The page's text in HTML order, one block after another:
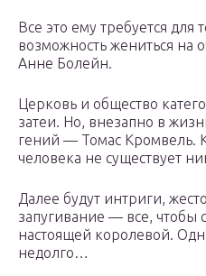
Все это ему требуется для
возможность жениться на
Анне Болейн.
Церковь и общество
затеи. Но, внезапно в
гений — Томас Кромвель.
человека не существует
Далее будут интриги,
запугивание — все, чтобы
настоящей королевой.
недолго…